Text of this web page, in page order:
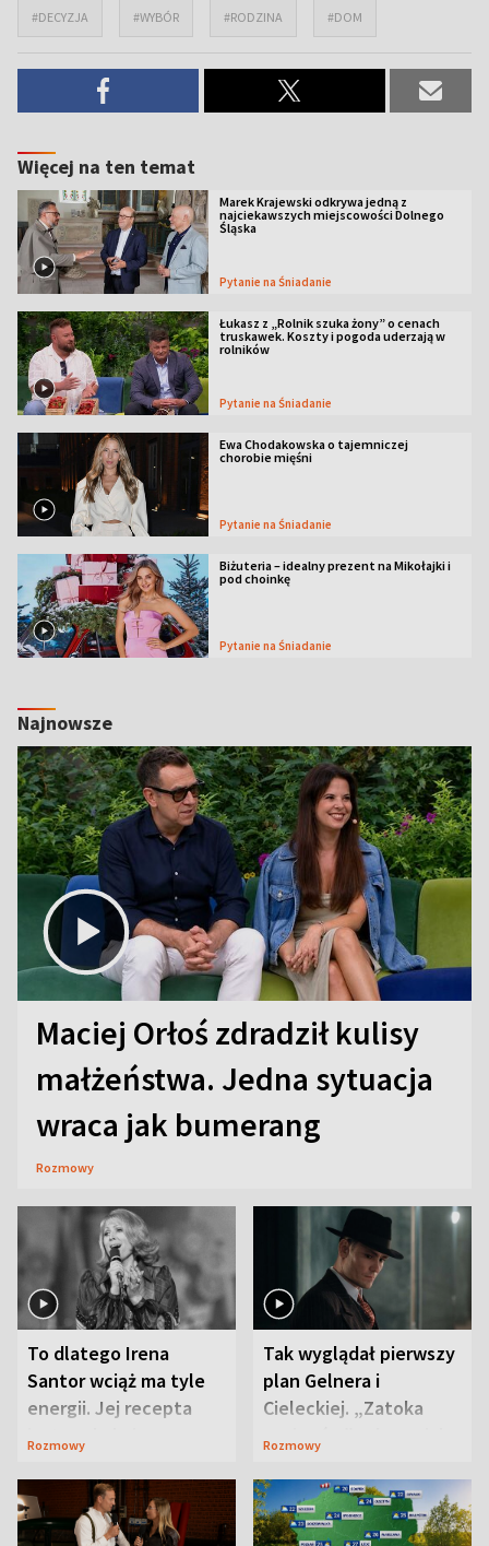
#DECYZJA #WYBÓR #RODZINA #DOM
Więcej na ten temat
Marek Krajewski odkrywa jedną z
najciekawszych miejscowości Dolnego
Śląska
Pytanie na Śniadanie
Łukasz z „Rolnik szuka żony” o cenach
truskawek. Koszty i pogoda uderzają w
rolników
Pytanie na Śniadanie
Ewa Chodakowska o tajemniczej
chorobie mięśni
Pytanie na Śniadanie
Biżuteria – idealny prezent na Mikołajki i
pod choinkę
Pytanie na Śniadanie
Najnowsze
Maciej Orłoś zdradził kulisy
małżeństwa. Jedna sytuacja
wraca jak bumerang
Rozmowy
To dlatego Irena
Santor wciąż ma tyle
energii. Jej recepta
jest zaskakująco
Rozmowy
Tak wyglądał pierwszy
plan Gelnera i
Cieleckiej. „Zatoka
szpiegów” od razu ich
Rozmowy